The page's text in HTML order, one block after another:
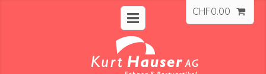
CHF0.00